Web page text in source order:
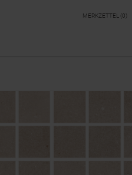
DEKORE & BORDÜREN
MERKZETTEL (0)